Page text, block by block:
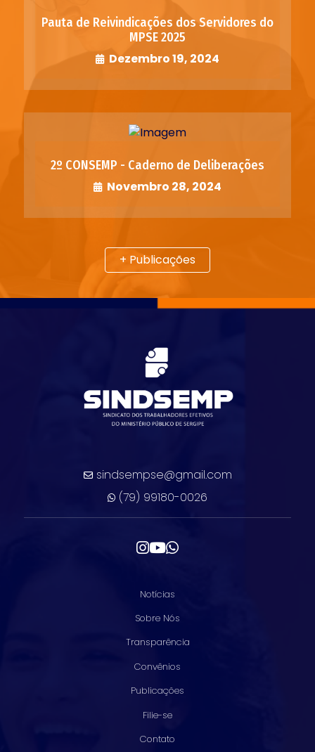
Pauta de Reivindicações dos Servidores do
MPSE 2025
Dezembro 19, 2024
2º CONSEMP - Caderno de Deliberações
Novembro 28, 2024
+ Publicações
sindsempse@gmail.com
(79) 99180-0026
Notícias
Sobre Nós
Transparência
Convênios
Publicações
Filie-se
Contato